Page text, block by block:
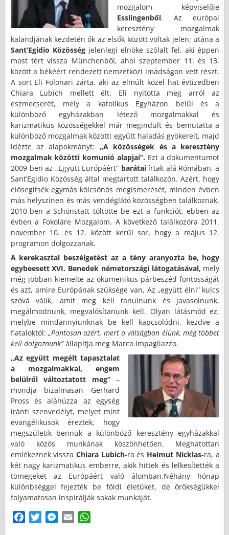
mozgalom képviselője
Esslingenből. Az európai
keresztény mozgalmak
kalandjának kezdetén ők az elsők között voltak jelen; utána a
Sant’Egidio Közösségjelenlegi elnöke szólalt fel, aki éppen
most tért vissza Münchenből, ahol szeptember 11. és 13.
között a békéért rendezett nemzetközi imádságon vett részt.
A sort Eli Folonari zárta, aki az elmúlt közel hat évtizedben
Chiara Lubich mellett élt. Eli nyitotta meg arról az
eszmecserét, mely a katolikus Egyházon belül és a
különböző egyházakban létező mozgalmakkal és
karizmatikus közösségekkel már megindult és bemutatta a
különböző mozgalmak közötti együtt haladás gyökereit, majd
idézte az alapokmányt: „A közösségek és a keresztény
mozgalmak közötti komunió alapjai”. Ezt a dokumentumot
2009-ben az „Együtt Európáért” barátai írtak alá Rómában, a
Sant’Egidio Közösség által megtartott találkozón. Azért, hogy
elősegítsék egymás kölcsönös megismerését, minden évben
más helyszínen és más vendéglátó közösségben találkoznak.
2010-ben a Schönstatt töltötte be ezt a funkciót, ebben az
évben a Fokoláre Mozgalom. A következő találkozóra 2011.
november 10. és 12. között kerül sor, hogy a május 12.
programon dolgozzanak.
A kerekasztal beszélgetést az a tény aranyozta be, hogy
egybeesett XVI. Benedek németországi látogatásával, mely
még jobban kiemelte az ökumenikus párbeszéd fontosságát
és azt, amire Európának szüksége van, Az „együtt élni” kulcs
szóvá válik, amit meg kell tanulnunk és javasolnunk,
megálmodnunk, megvalósítanunk kell. Olyan látásmód ez,
melybe mindannyiunknak be kell kapcsolódni, kezdve a
fiataloktól: „Pontosan azért, mert a válságban élünk, még többet
kell dolgoznunk”állapítja meg Marco Impagliazzo.
„Az együtt megélt tapasztalat
a mozgalmakkal, engem
belülről változtatott meg” –
mondja bizalmasan Gerhard
Pross és aláhúzza az egység
iránti szenvedélyt, melyet mint
evangélikusok éreztek, hogy
megszületik bennük a különböző keresztény egyházakkal
való közös munkának köszönhetően. Meghatottan
emlékeznek visszaChiara Lubich-ra és Helmut Nicklas-ra, a
két nagy karizmatikus emberre, akik hittek és lelkesítették a
tömegeket az Európáért való álomban.Néhány hónap
különbséggel fejezték be földi életüket, de örökségükkel
folyamatosan inspirálják sokak munkáját.
M